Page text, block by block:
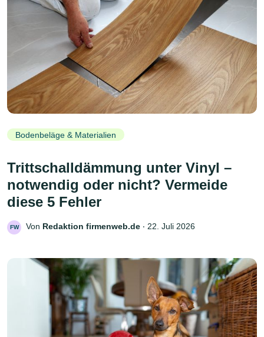
Bodenbeläge & Materialien
Trittschalldämmung unter Vinyl –
notwendig oder nicht? Vermeide
diese 5 Fehler
FW Von Redaktion firmenweb.de ‧ 22. Juli 2026